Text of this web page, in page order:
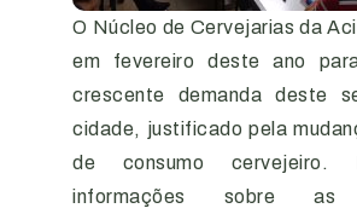
O Núcleo de Cervejarias da
em fevereiro deste ano
crescente demanda deste
cidade, justificado pela
de consumo cervejeiro.
informações sobre as